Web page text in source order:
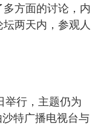
方面的讨论，内
两天内，参观人
举行，主题仍为
特广播电视台与